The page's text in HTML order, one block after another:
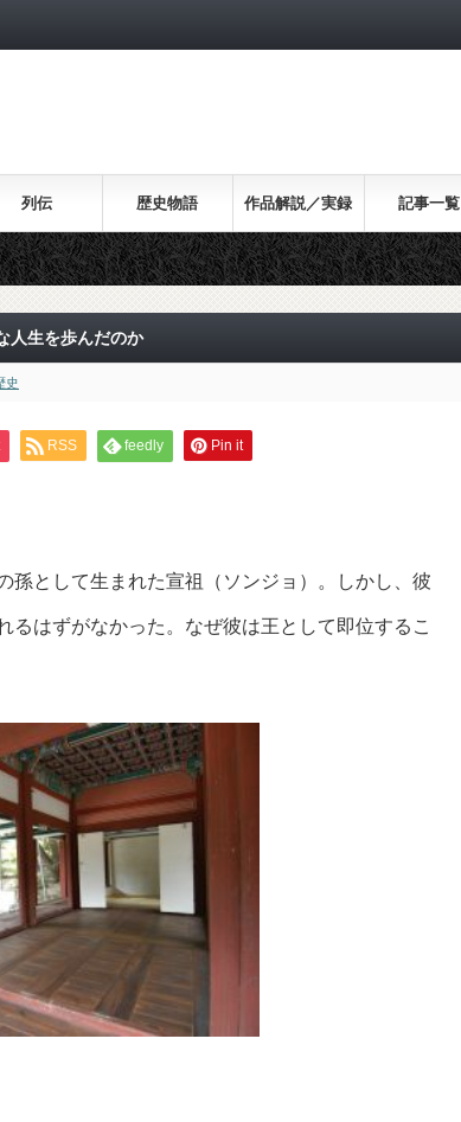
列伝 歴史物語 作品解説／実録 記事一覧
人生を歩んだのか
史
RSS feedly Pin it
孫として生まれた宣祖（ソンジョ）。しかし、彼
はずがなかった。なぜ彼は王として即位するこ